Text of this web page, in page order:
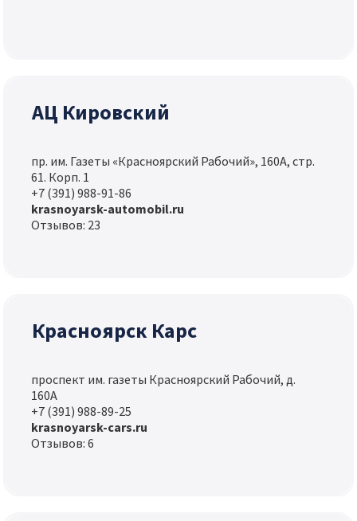
АЦ Кировский
пр. им. Газеты «Красноярский Рабочий», 160А, стр.
61. Корп. 1
+7 (391) 988-91-86
krasnoyarsk-automobil.ru
Отзывов: 23
Красноярск Карс
проспект им. газеты Красноярский Рабочий, д.
160А
+7 (391) 988-89-25
krasnoyarsk-cars.ru
Отзывов: 6